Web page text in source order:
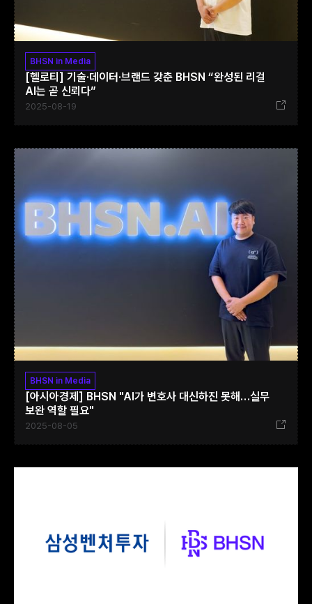
BHSN in Media
[헬로티] 기술·데이터·브랜드 갖춘 BHSN “완성된 리걸
AI는 곧 신뢰다”
2025-08-19
BHSN in Media
[아시아경제] BHSN "AI가 변호사 대신하진 못해…실무
보완 역할 필요"
2025-08-05